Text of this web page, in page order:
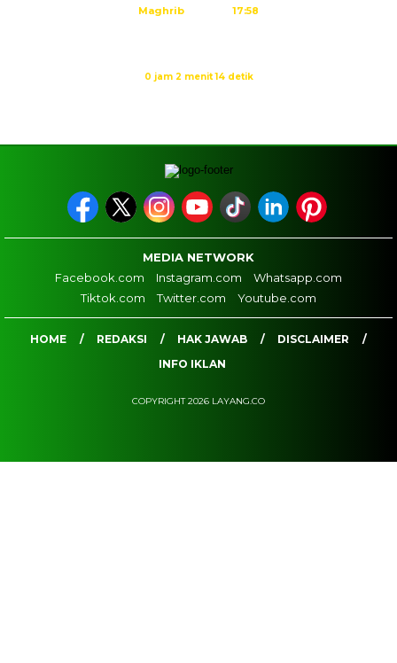
Maghrib 17:58
0 jam 2 menit 14 detik
MEDIA NETWORK
Facebook.com
Instagram.com
Whatsapp.com
Tiktok.com
Twitter.com Youtube.com
HOME REDAKSI HAK JAWAB
DISCLAIMER
INFO IKLAN
COPYRIGHT 2026 LAYANG.CO